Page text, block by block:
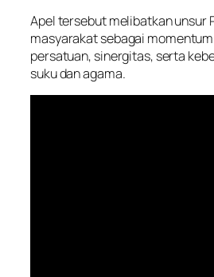
Apel tersebut melibatkan unsur
masyarakat sebagai
persatuan, sinergitas, serta
suku dan agama.